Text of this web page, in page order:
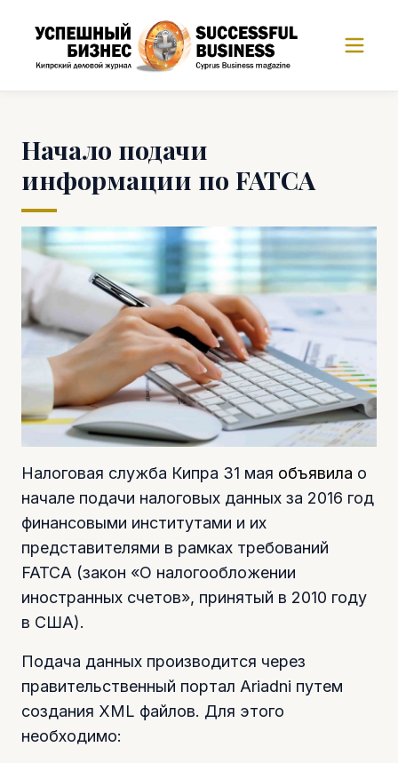
Начало подачи
информации по FATCA
Налоговая служба Кипра 31 мая объявила о
начале подачи налоговых данных за 2016 год
финансовыми институтами и их
представителями в рамках требований
FATCА (закон «О налогообложении
иностранных счетов», принятый в 2010 году
в США).
Подача данных производится через
правительственный портал Ariadni путем
создания XML файлов. Для этого
необходимо: